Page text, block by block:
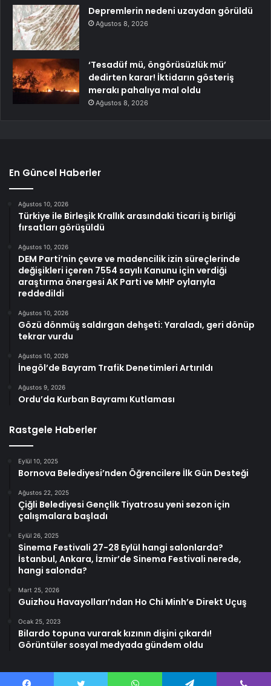
Depremlerin nedeni uzaydan görüldü
Ağustos 8, 2026
‘Tesadüf mü, öngörüsüzlük mü’
dedirten karar! İktidarın gösteriş
merakı pahalıya mal oldu
Ağustos 8, 2026
En Güncel Haberler
Ağustos 10, 2026
Türkiye ile Birleşik Krallık arasındaki ticari iş birliği
fırsatları görüşüldü
Ağustos 10, 2026
DEM Parti’nin çevre ve madencilik izin süreçlerinde
değişikleri içeren 7554 sayılı Kanunu için verdiği
araştırma önergesi AK Parti ve MHP oylarıyla
reddedildi
Ağustos 10, 2026
Gözü dönmüş saldırgan dehşeti: Yaraladı, geri dönüp
tekrar vurdu
Ağustos 10, 2026
İnegöl’de Bayram Trafik Denetimleri Artırıldı
Ağustos 9, 2026
Ordu’da Kurban Bayramı Kutlaması
Rastgele Haberler
Eylül 10, 2025
Bornova Belediyesi’nden Öğrencilere İlk Gün Desteği
Ağustos 22, 2025
Çiğli Belediyesi Gençlik Tiyatrosu yeni sezon için
çalışmalara başladı
Eylül 26, 2025
Sinema Festivali 27-28 Eylül hangi salonlarda?
İstanbul, Ankara, İzmir’de Sinema Festivali nerede,
hangi salonda?
Mart 25, 2026
Guizhou Havayolları’ndan Ho Chi Minh’e Direkt Uçuş
Ocak 25, 2023
Bilardo topuna vurarak kızının dişini çıkardı!
Görüntüler sosyal medyada gündem oldu